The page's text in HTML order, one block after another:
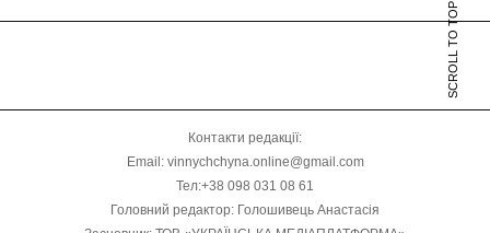
SCROLL TO TOP
Контакти редакції:
Email: vinnychchyna.online@gmail.com
Тел:+38 098 031 08 61
Головний редактор: Голошивець Анастасія